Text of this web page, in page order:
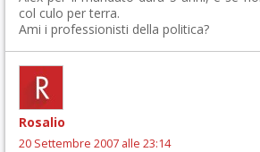
col culo per terra.
Ami i professionisti della politica?
Rosalio
20 Settembre 2007 alle 23:14